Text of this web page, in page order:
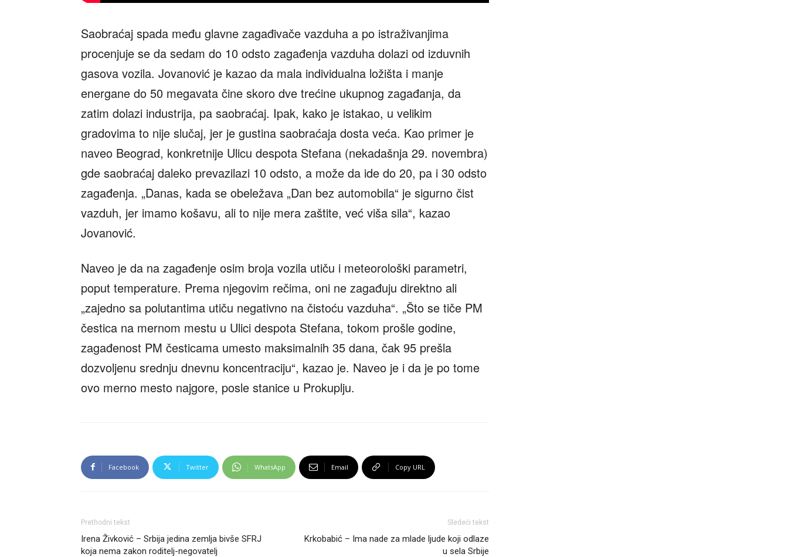
Saobraćaj spada među glavne zagađivače vazduha a po istraživanjima
procenjuje se da sedam do 10 odsto zagađenja vazduha dolazi od izduvnih
gasova vozila. Jovanović je kazao da mala individualna ložišta i manje
energane do 50 megavata čine skoro dve trećine ukupnog zagađanja, da
zatim dolazi industrija, pa saobraćaj. Ipak, kako je istakao, u velikim
gradovima to nije slučaj, jer je gustina saobraćaja dosta veća. Kao primer je
naveo Beograd, konkretnije Ulicu despota Stefana (nekadašnja 29. novembra)
gde saobraćaj daleko prevazilazi 10 odsto, a može da ide do 20, pa i 30 odsto
zagađenja. „Danas, kada se obeležava „Dan bez automobila“ je sigurno čist
vazduh, jer imamo košavu, ali to nije mera zaštite, već viša sila“, kazao
Jovanović.
Naveo je da na zagađenje osim broja vozila utiču i meteorološki parametri,
poput temperature. Prema njegovim rečima, oni ne zagađuju direktno ali
„zajedno sa polutantima utiču negativno na čistoću vazduha“. „Što se tiče PM
čestica na mernom mestu u Ulici despota Stefana, tokom prošle godine,
zagađenost PM česticama umesto maksimalnih 35 dana, čak 95 prešla
dozvoljenu srednju dnevnu koncentraciju“, kazao je. Naveo je i da je po tome
ovo merno mesto najgore, posle stanice u Prokuplju.
Facebook Twitter WhatsApp Email Copy URL
Prethodni tekst
Irena Živković – Srbija jedina zemlja bivše SFRJ
koja nema zakon roditelj-negovatelj
Sledeći tekst
Krkobabić – Ima nade za mlade ljude koji odlaze
u sela Srbije